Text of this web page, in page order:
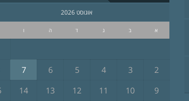
אוגוסט 2026
א ב ג ד ה ו
2
3
4
5
6
7
9
10
11
12
13
14